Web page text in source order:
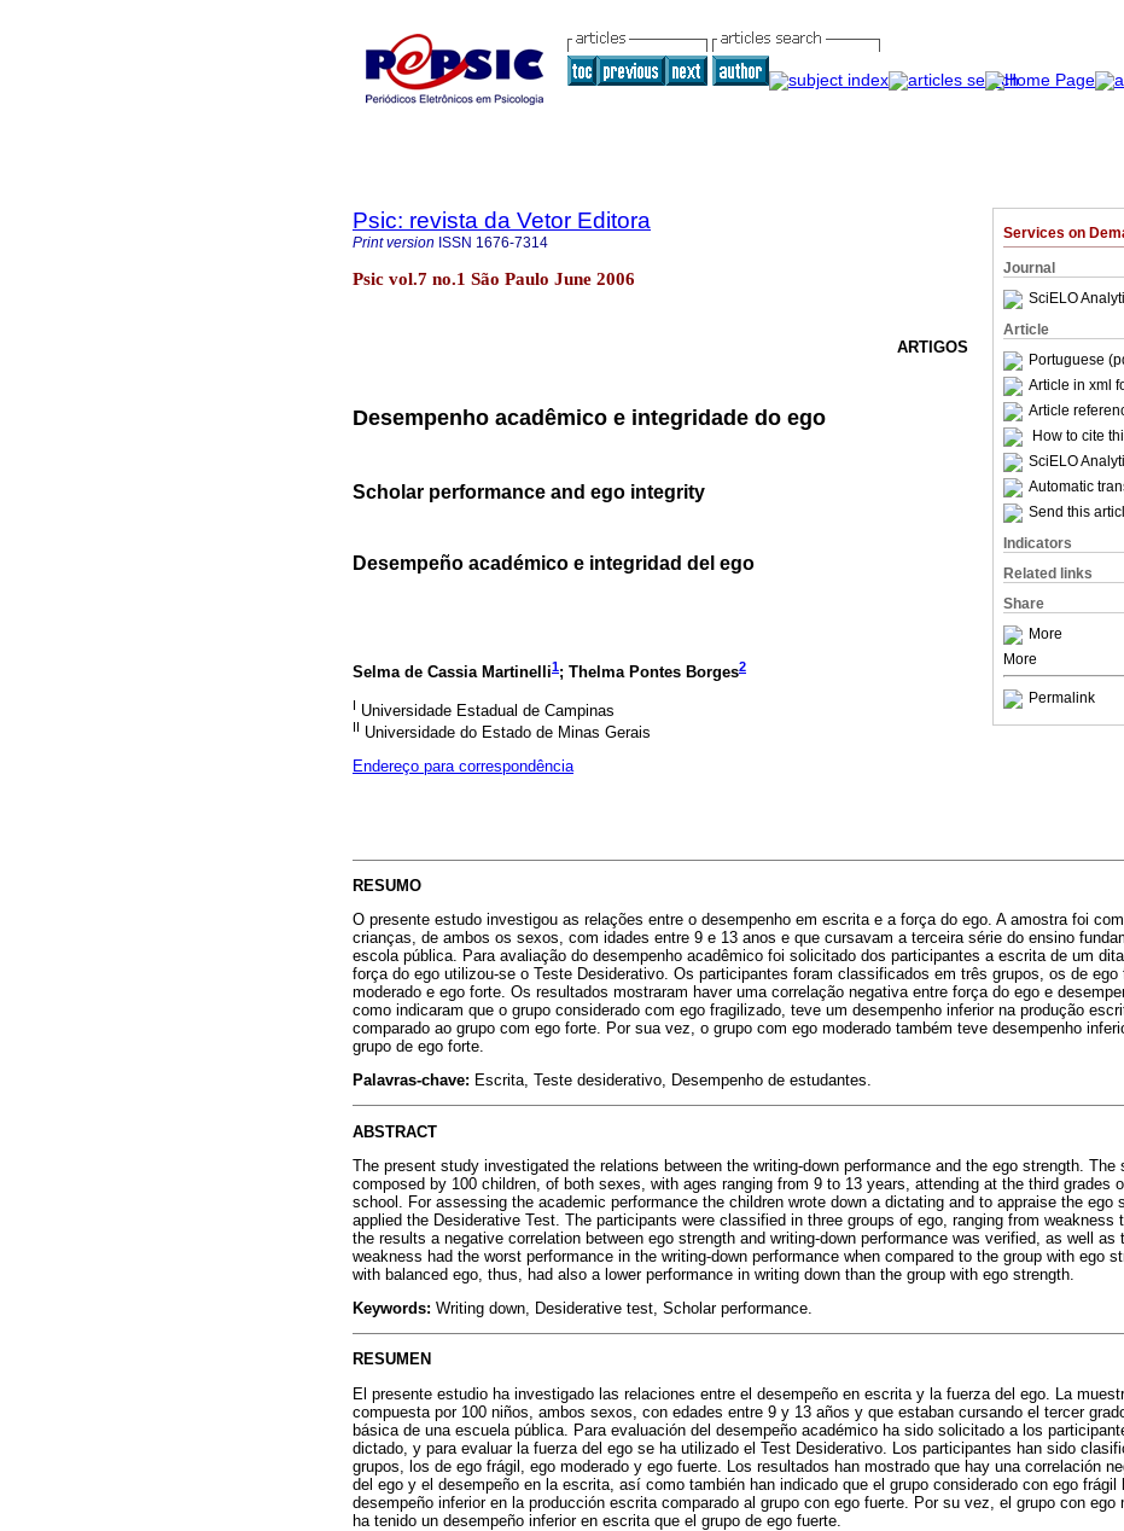
Services on
Journal
SciELO
Article
Portuguese
Article in xml
Article
How to cite
SciELO
Automatic
Send this
Indicators
Related links
Share
More
More
Permalink
Psic: revista da Vetor Editora
Print version ISSN 1676-7314
Psic vol.7 no.1 São Paulo June 2006
ARTIGOS
Desempenho acadêmico e integridade do ego
Scholar performance and ego integrity
Desempeño académico e integridad del ego
Selma de Cassia Martinelli1; Thelma Pontes Borges2
I Universidade Estadual de Campinas
II Universidade do Estado de Minas Gerais
Endereço para correspondência
RESUMO
O presente estudo investigou as relações entre o desempenho em escrita e a força do ego. A amostra foi
crianças, de ambos os sexos, com idades entre 9 e 13 anos e que cursavam a terceira série do ensino
escola pública. Para avaliação do desempenho acadêmico foi solicitado dos participantes a escrita de um
força do ego utilizou-se o Teste Desiderativo. Os participantes foram classificados em três grupos, os de ego
moderado e ego forte. Os resultados mostraram haver uma correlação negativa entre força do ego e
como indicaram que o grupo considerado com ego fragilizado, teve um desempenho inferior na produção
comparado ao grupo com ego forte. Por sua vez, o grupo com ego moderado também teve desempenho
grupo de ego forte.
Palavras-chave: Escrita, Teste desiderativo, Desempenho de estudantes.
ABSTRACT
The present study investigated the relations between the writing-down performance and the ego strength. The
composed by 100 children, of both sexes, with ages ranging from 9 to 13 years, attending at the third grades
school. For assessing the academic performance the children wrote down a dictating and to appraise the ego
applied the Desiderative Test. The participants were classified in three groups of ego, ranging from weakness
the results a negative correlation between ego strength and writing-down performance was verified, as well as
weakness had the worst performance in the writing-down performance when compared to the group with ego
with balanced ego, thus, had also a lower performance in writing down than the group with ego strength.
Keywords: Writing down, Desiderative test, Scholar performance.
RESUMEN
El presente estudio ha investigado las relaciones entre el desempeño en escrita y la fuerza del ego. La
compuesta por 100 niños, ambos sexos, con edades entre 9 y 13 años y que estaban cursando el tercer
básica de una escuela pública. Para evaluación del desempeño académico ha sido solicitado a los
dictado, y para evaluar la fuerza del ego se ha utilizado el Test Desiderativo. Los participantes han sido
grupos, los de ego frágil, ego moderado y ego fuerte. Los resultados han mostrado que hay una correlación
del ego y el desempeño en la escrita, así como también han indicado que el grupo considerado con ego frágil
desempeño inferior en la producción escrita comparado al grupo con ego fuerte. Por su vez, el grupo con ego
ha tenido un desempeño inferior en escrita que el grupo de ego fuerte.